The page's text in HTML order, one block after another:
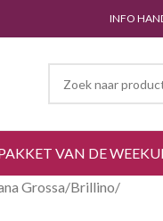
INFO
VAN DE WEEK
Grossa Brillino